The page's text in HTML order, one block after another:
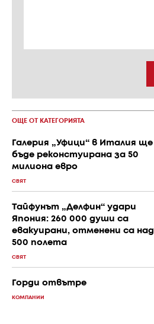
ОЩЕ ОТ КАТЕГОРИЯТА
Галерия „Уфици“ в Италия ще
бъде реконстуирана за 50
милиона евро
СВЯТ
Тайфунът „Делфин“ удари
Япония: 260 000 души са
евакуирани, отменени са над
500 полета
СВЯТ
Горди отвътре
КОМПАНИИ